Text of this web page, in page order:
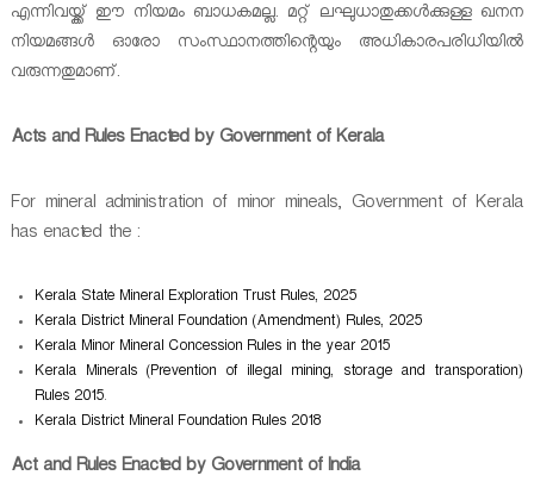
എന്നിവയ്ക്ക് ഈ നിയമം ബാധകമല്ല. മറ്റ് ലഘുധാതുക്കള്‍ക്കുള്ള ഖനന
നിയമങ്ങള്‍ ഓരോ സംസ്ഥാനത്തിന്റെയും അധികാരപരിധിയില്‍
വരുന്നതുമാണ്.
Acts and Rules Enacted by Government of Kerala
For mineral administration of minor mineals, Government of Kerala
has enacted the :
Kerala State Mineral Exploration Trust Rules, 2025
Kerala District Mineral Foundation (Amendment) Rules, 2025
Kerala Minor Mineral Concession Rules in the year 2015
Kerala Minerals (Prevention of illegal mining, storage and transporation)
Rules 2015.
Kerala District Mineral Foundation Rules 2018
Act and Rules Enacted by Government of India